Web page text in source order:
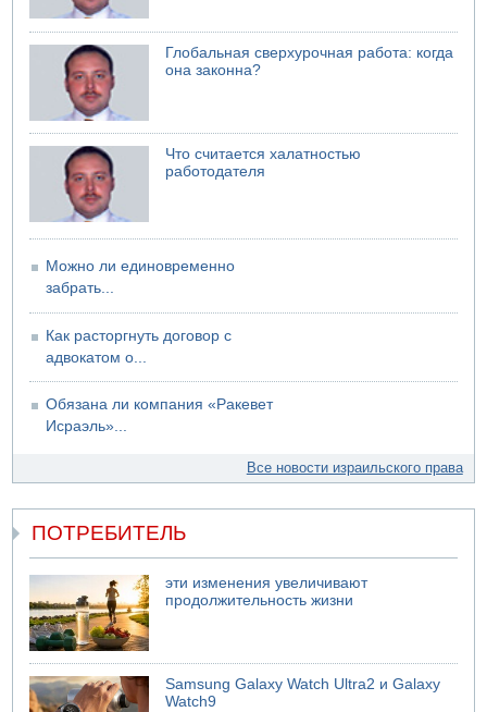
Глобальная сверхурочная работа: когда
она законна?
Что считается халатностью
работодателя
Можно ли единовременно
забрать...
Как расторгнуть договор с
адвокатом о...
Обязана ли компания «Ракевет
Исраэль»...
Все новости израильского права
ПОТРЕБИТЕЛЬ
эти изменения увеличивают
продолжительность жизни
Samsung Galaxy Watch Ultra2 и Galaxy
Watch9